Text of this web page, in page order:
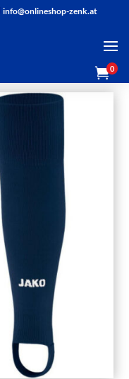
info@onlineshop-zenk.at
0